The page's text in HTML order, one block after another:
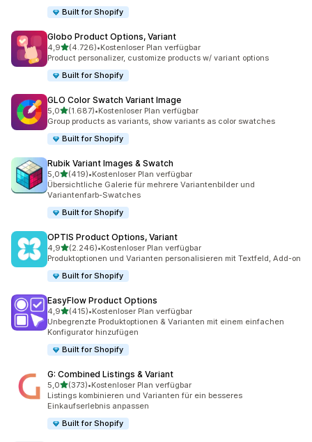
Built for Shopify
Globo Product Options, Variant
4,9von 5 Sternen
(4.726)
4726 Rezensionen insgesamt
•Kostenloser Plan verfügbar
Product personalizer, customize products w/ variant options
Built for Shopify
GLO Color Swatch Variant Image
5,0von 5 Sternen
(1.687)
1687 Rezensionen insgesamt
•Kostenloser Plan verfügbar
Group products as variants, show variants as color swatches
Built for Shopify
Rubik Variant Images & Swatch
5,0von 5 Sternen
(419)
419 Rezensionen insgesamt
•Kostenloser Plan verfügbar
Übersichtliche Galerie für mehrere Variantenbilder und
Variantenfarb-Swatches
Built for Shopify
OPTIS Product Options, Variant
4,9von 5 Sternen
(2.246)
2246 Rezensionen insgesamt
•Kostenloser Plan verfügbar
Produktoptionen und Varianten personalisieren mit Textfeld, Add-on
Built for Shopify
EasyFlow Product Options
4,9von 5 Sternen
(415)
415 Rezensionen insgesamt
•Kostenloser Plan verfügbar
Unbegrenzte Produktoptionen & Varianten mit einem einfachen
Konfigurator hinzufügen
Built for Shopify
G: Combined Listings & Variant
5,0von 5 Sternen
(373)
373 Rezensionen insgesamt
•Kostenloser Plan verfügbar
Listings kombinieren und Varianten für ein besseres
Einkaufserlebnis anpassen
Built for Shopify